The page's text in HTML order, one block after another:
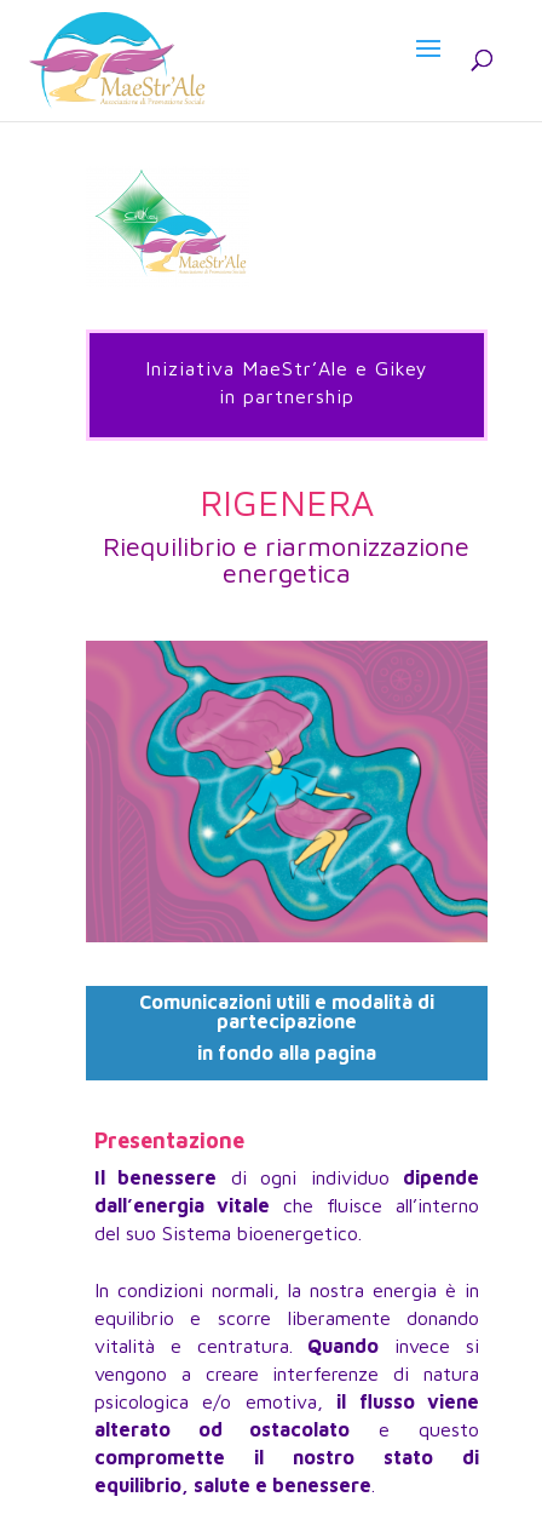
Iniziativa MaeStr’Ale e Gikey
in partnership
RIGENERA
Riequilibrio e riarmonizzazione
energetica
Comunicazioni utili e modalità di
partecipazione
in fondo alla pagina
Presentazione
Il benessere di ogni individuo dipende
dall’energia vitale che fluisce all’interno
del suo Sistema bioenergetico.
In condizioni normali, la nostra energia è in
equilibrio e scorre liberamente donando
vitalità e centratura. Quando invece si
vengono a creare interferenze di natura
psicologica e/o emotiva, il flusso viene
alterato od ostacolato e questo
compromette il nostro stato di
equilibrio, salute e benessere